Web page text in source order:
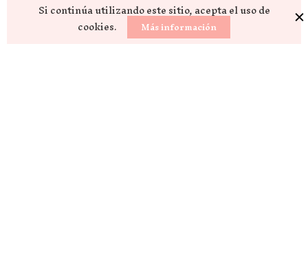
Si continúa utilizando este sitio, acepta el uso de
cookies. Más información